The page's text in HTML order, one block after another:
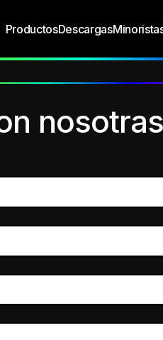
ProductosDescargas
nosotras